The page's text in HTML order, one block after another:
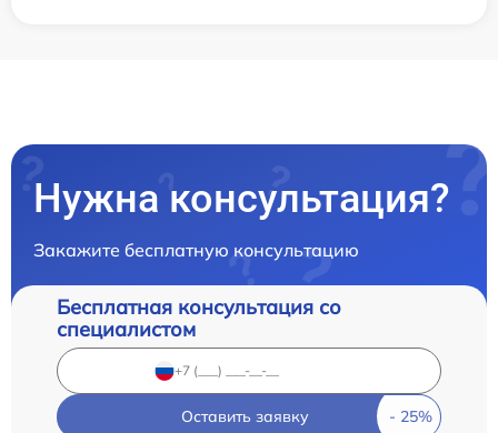
Нужна консультация?
Закажите бесплатную консультацию
Бесплатная консультация со
специалистом
Оставить заявку